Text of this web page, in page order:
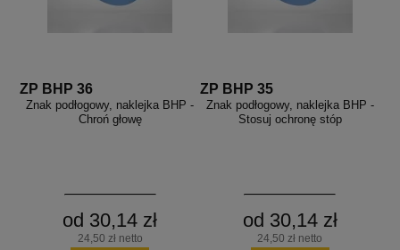
ZP BHP 36
Znak podłogowy, naklejka BHP -
Chroń głowę
od 30,14 zł
24,50 zł netto
ZP BHP 35
Znak podłogowy, naklejka BHP -
Stosuj ochronę stóp
od 30,14 zł
24,50 zł netto